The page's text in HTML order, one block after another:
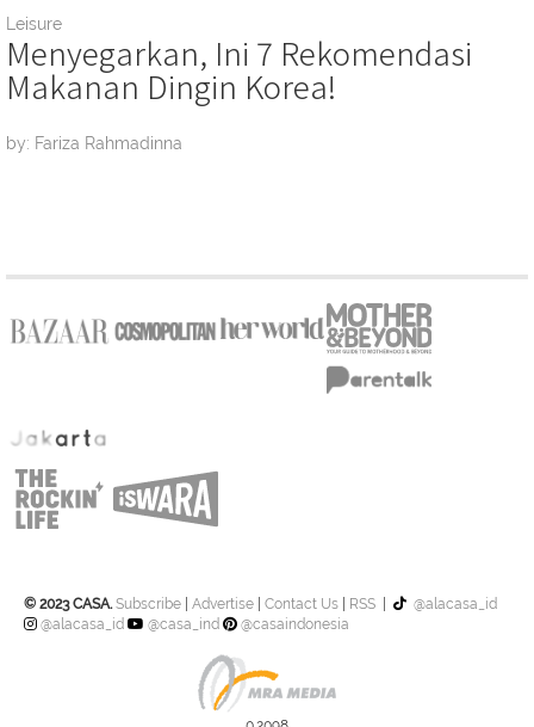
Leisure
Menyegarkan, Ini 7 Rekomendasi
Makanan Dingin Korea!
by: Fariza Rahmadinna
© 2023 CASA.Subscribe Advertise Contact Us RSS
@alacasa_id
@alacasa_id
@casa_ind @casaindonesia